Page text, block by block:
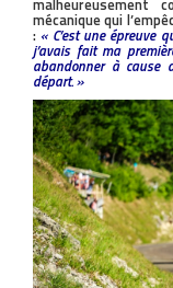
mécanique qui
: « C’est une épreuve
j’avais fait ma
abandonner à cause
départ. »